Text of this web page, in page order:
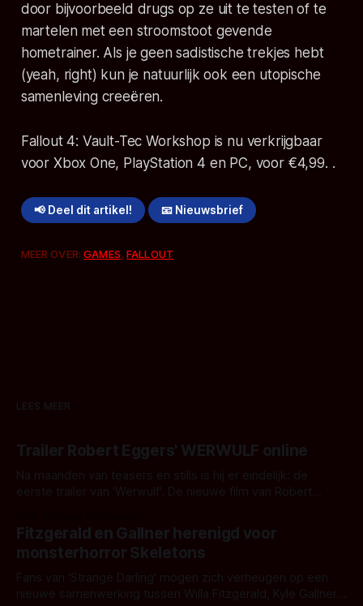
door bijvoorbeeld drugs op ze uit te testen of te
martelen met een stroomstoot gevende
hometrainer. Als je geen sadistische trekjes hebt
(yeah, right) kun je natuurlijk ook een utopische
samenleving creeëren.
Fallout 4: Vault-Tec Workshop is nu verkrijgbaar
voor Xbox One, PlayStation 4 en PC, voor €4,99. .
📢 Deel dit artikel! 📧 Nieuwsbrief
MEER OVER:GAMES,FALLOUT
LEES MEER
Trailer Robert Eggers' WERWULF online
Na maanden van teasers en stills is hij er eindelijk: de
eerste trailer van 'Werwulf'. De nieuwe film van Robert
kille stijl vol folklore en mythe. Het topic deze keer is (kon
het het al raden?)... de weerwolf. Kijk je mee?
Fitzgerald en Gallner herenigd voor
monsterhorror Skeletons
Fans van 'Strange Darling' mogen zich verheugen op een
nieuwe samenwerking tussen Willa Fitzgerald, Kyle Gallner